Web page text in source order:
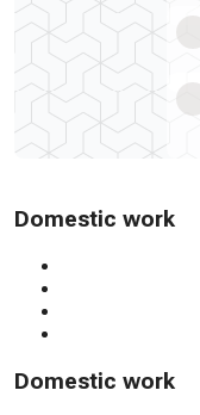
Domestic work
Domestic work